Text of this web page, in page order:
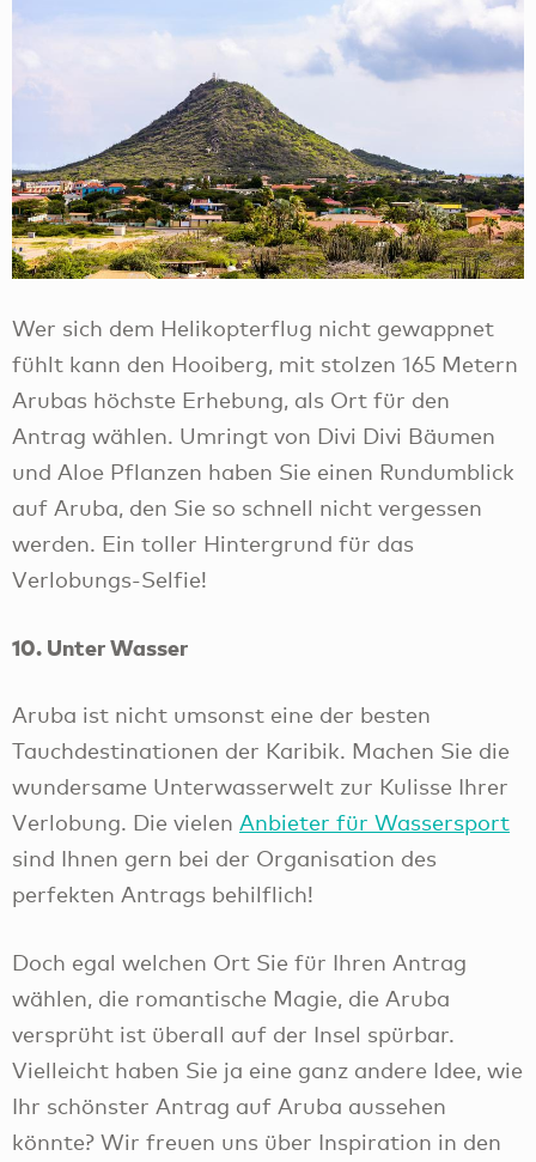
Wer sich dem Helikopterflug nicht gewappnet
fühlt kann den Hooiberg, mit stolzen 165 Metern
Arubas höchste Erhebung, als Ort für den
Antrag wählen. Umringt von Divi Divi Bäumen
und Aloe Pflanzen haben Sie einen Rundumblick
auf Aruba, den Sie so schnell nicht vergessen
werden. Ein toller Hintergrund für das
Verlobungs-Selfie!
10. Unter Wasser
Aruba ist nicht umsonst eine der besten
Tauchdestinationen der Karibik. Machen Sie die
wundersame Unterwasserwelt zur Kulisse Ihrer
Verlobung. Die vielen Anbieter für Wassersport
sind Ihnen gern bei der Organisation des
perfekten Antrags behilflich!
Doch egal welchen Ort Sie für Ihren Antrag
wählen, die romantische Magie, die Aruba
versprüht ist überall auf der Insel spürbar.
Vielleicht haben Sie ja eine ganz andere Idee, wie
Ihr schönster Antrag auf Aruba aussehen
könnte? Wir freuen uns über Inspiration in den